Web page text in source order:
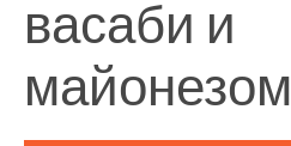
васаби и
майонезом